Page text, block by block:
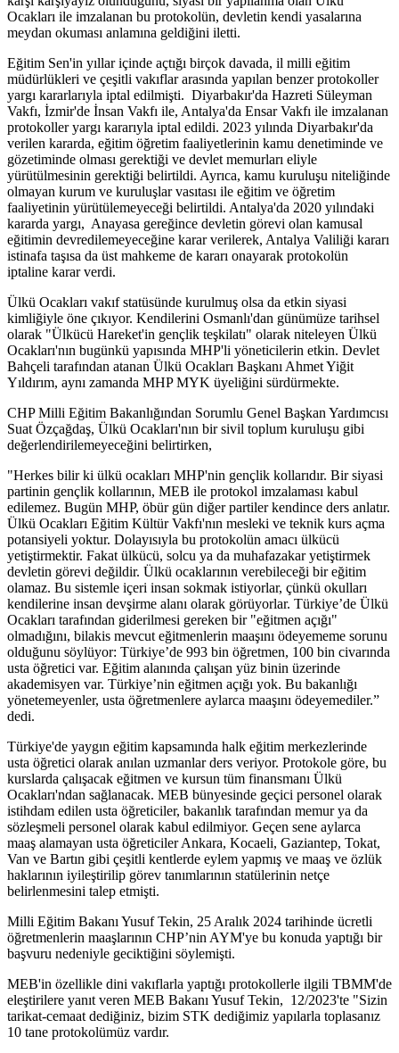
Ocakları ile imzalanan bu protokolün, devletin kendi yasalarına
meydan okuması anlamına geldiğini iletti.
Eğitim Sen'in yıllar içinde açtığı birçok davada, il milli eğitim
müdürlükleri ve çeşitli vakıflar arasında yapılan benzer protokoller
yargı kararlarıyla iptal edilmişti. Diyarbakır'da Hazreti Süleyman
Vakfı, İzmir'de İnsan Vakfı ile, Antalya'da Ensar Vakfı ile imzalanan
protokoller yargı kararıyla iptal edildi. 2023 yılında Diyarbakır'da
verilen kararda, eğitim öğretim faaliyetlerinin kamu denetiminde ve
gözetiminde olması gerektiği ve devlet memurları eliyle
yürütülmesinin gerektiği belirtildi. Ayrıca, kamu kuruluşu niteliğinde
olmayan kurum ve kuruluşlar vasıtası ile eğitim ve öğretim
faaliyetinin yürütülemeyeceği belirtildi. Antalya'da 2020 yılındaki
kararda yargı, Anayasa gereğince devletin görevi olan kamusal
eğitimin devredilemeyeceğine karar verilerek, Antalya Valiliği kararı
istinafa taşısa da üst mahkeme de kararı onayarak protokolün
iptaline karar verdi.
Ülkü Ocakları vakıf statüsünde kurulmuş olsa da etkin siyasi
kimliğiyle öne çıkıyor. Kendilerini Osmanlı'dan günümüze tarihsel
olarak "Ülkücü Hareket'in gençlik teşkilatı" olarak niteleyen Ülkü
Ocakları'nın bugünkü yapısında MHP'li yöneticilerin etkin. Devlet
Bahçeli tarafından atanan Ülkü Ocakları Başkanı Ahmet Yiğit
Yıldırım, aynı zamanda MHP MYK üyeliğini sürdürmekte.
CHP Milli Eğitim Bakanlığından Sorumlu Genel Başkan Yardımcısı
Suat Özçağdaş, Ülkü Ocakları'nın bir sivil toplum kuruluşu gibi
değerlendirilemeyeceğini belirtirken,
"Herkes bilir ki ülkü ocakları MHP'nin gençlik kollarıdır. Bir siyasi
partinin gençlik kollarının, MEB ile protokol imzalaması kabul
edilemez. Bugün MHP, öbür gün diğer partiler kendince ders anlatır.
Ülkü Ocakları Eğitim Kültür Vakfı'nın mesleki ve teknik kurs açma
potansiyeli yoktur. Dolayısıyla bu protokolün amacı ülkücü
yetiştirmektir. Fakat ülkücü, solcu ya da muhafazakar yetiştirmek
devletin görevi değildir. Ülkü ocaklarının verebileceği bir eğitim
olamaz. Bu sistemle içeri insan sokmak istiyorlar, çünkü okulları
kendilerine insan devşirme alanı olarak görüyorlar. Türkiye’de Ülkü
Ocakları tarafından giderilmesi gereken bir "eğitmen açığı"
olmadığını, bilakis mevcut eğitmenlerin maaşını ödeyememe sorunu
olduğunu söylüyor: Türkiye’de 993 bin öğretmen, 100 bin civarında
usta öğretici var. Eğitim alanında çalışan yüz binin üzerinde
akademisyen var. Türkiye’nin eğitmen açığı yok. Bu bakanlığı
yönetemeyenler, usta öğretmenlere aylarca maaşını ödeyemediler.”
dedi.
Türkiye'de yaygın eğitim kapsamında halk eğitim merkezlerinde
usta öğretici olarak anılan uzmanlar ders veriyor. Protokole göre, bu
kurslarda çalışacak eğitmen ve kursun tüm finansmanı Ülkü
Ocakları'ndan sağlanacak. MEB bünyesinde geçici personel olarak
istihdam edilen usta öğreticiler, bakanlık tarafından memur ya da
sözleşmeli personel olarak kabul edilmiyor. Geçen sene aylarca
maaş alamayan usta öğreticiler Ankara, Kocaeli, Gaziantep, Tokat,
Van ve Bartın gibi çeşitli kentlerde eylem yapmış ve maaş ve özlük
haklarının iyileştirilip görev tanımlarının statülerinin netçe
belirlenmesini talep etmişti.
Milli Eğitim Bakanı Yusuf Tekin, 25 Aralık 2024 tarihinde ücretli
öğretmenlerin maaşlarının CHP’nin AYM'ye bu konuda yaptığı bir
başvuru nedeniyle geciktiğini söylemişti.
MEB'in özellikle dini vakıflarla yaptığı protokollerle ilgili TBMM'de
eleştirilere yanıt veren MEB Bakanı Yusuf Tekin, 12/2023'te "Sizin
tarikat-cemaat dediğiniz, bizim STK dediğimiz yapılarla toplasanız
10 tane protokolümüz vardır.